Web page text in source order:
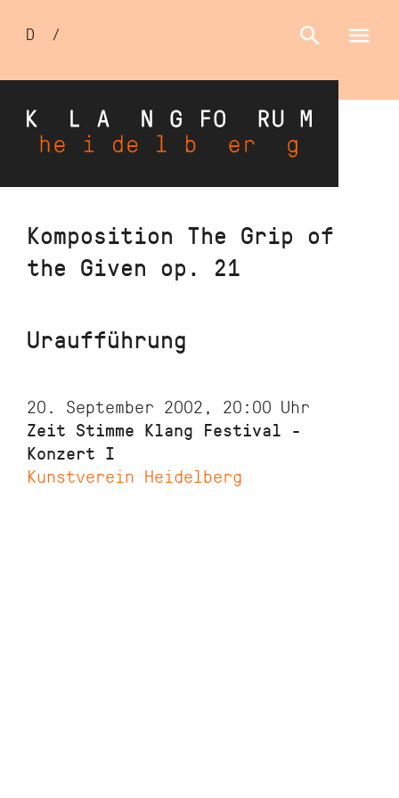
Direkt
Inhalt
Sprachumschalter
D /
Komposition The Grip of
the Given op. 21
Uraufführung
20. September 2002, 20:00 Uhr
Zeit Stimme Klang Festival -
Konzert I
Kunstverein Heidelberg